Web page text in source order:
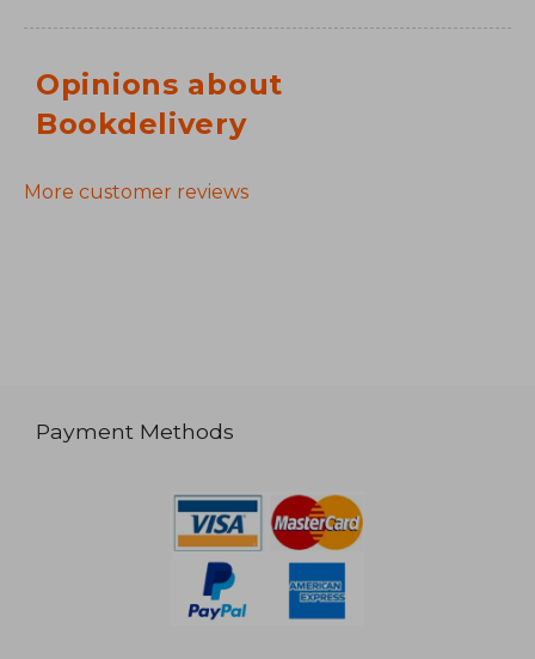
Opinions about
Bookdelivery
More customer reviews
Payment Methods